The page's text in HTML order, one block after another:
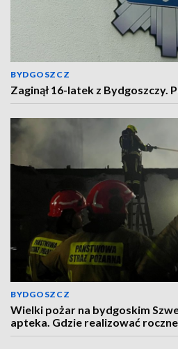
BYDGOSZCZ
Zaginął 16-latek z Bydgoszczy.
BYDGOSZCZ
Wielki pożar na bydgoskim
apteka. Gdzie realizować